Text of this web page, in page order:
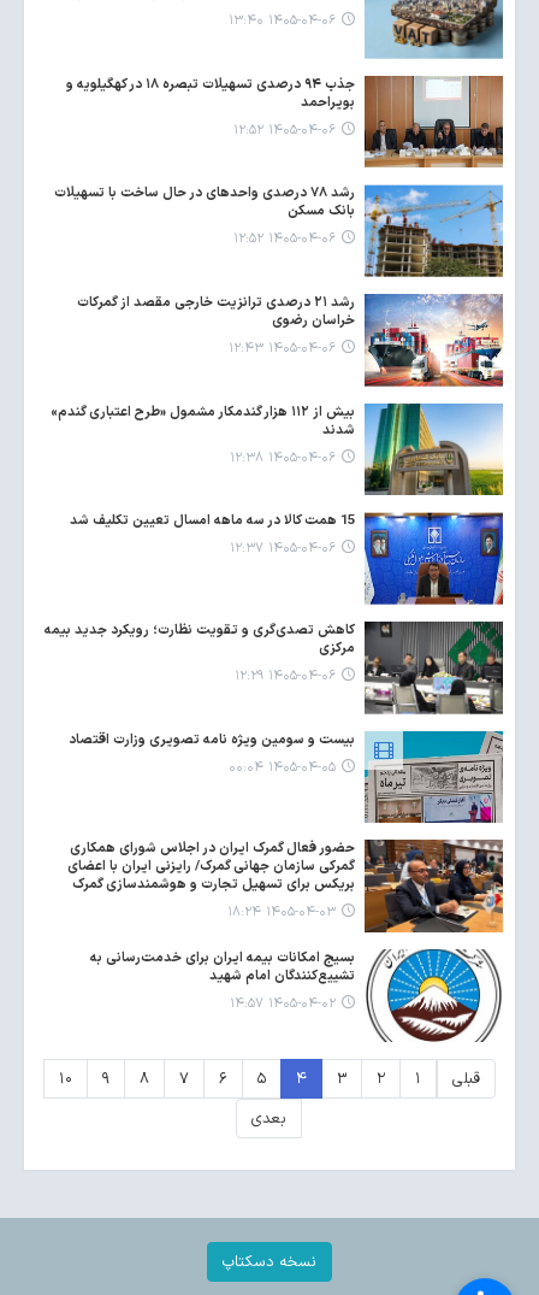
۱۴۰۵-۰۴-۰۶ ۱۳:۴۰
جذب ۹۴ درصدی تسهیلات تبصره ۱۸ در کهگیلویه و
بویراحمد
۱۴۰۵-۰۴-۰۶ ۱۲:۵۲
رشد ۷۸ درصدی واحدهای در حال ساخت با تسهیلات
بانک مسکن
۱۴۰۵-۰۴-۰۶ ۱۲:۵۲
رشد ۲۱ درصدی ترانزیت خارجی مقصد از گمرکات
خراسان رضوی
۱۴۰۵-۰۴-۰۶ ۱۲:۴۳
بیش از ۱۱۲ هزار گندمکار مشمول «طرح اعتباری گندم»
شدند
۱۴۰۵-۰۴-۰۶ ۱۲:۳۸
15 همت کالا در سه ماهه امسال تعیین تکلیف شد
۱۴۰۵-۰۴-۰۶ ۱۲:۳۷
کاهش تصدی‌گری و تقویت نظارت؛ رویکرد جدید بیمه
مرکزی
۱۴۰۵-۰۴-۰۶ ۱۲:۲۹
بیست و سومین ویژه نامه تصویری وزارت اقتصاد
۱۴۰۵-۰۴-۰۵ ۰۰:۰۴
حضور فعال گمرک ایران در اجلاس شورای همکاری
گمرکی سازمان جهانی گمرک/ رایزنی ایران با اعضای
بریکس برای تسهیل تجارت و هوشمندسازی گمرک
۱۴۰۵-۰۴-۰۳ ۱۸:۲۴
بسیج امکانات بیمه ایران برای خدمت‌رسانی به
تشییع‌کنندگان امام شهید
۱۴۰۵-۰۴-۰۲ ۱۴:۵۷
قبلی ۱ ۲ ۳ ۴ ۵ ۶ ۷ ۸ ۹
۱۰
بعدی
نسخه دسکتاپ